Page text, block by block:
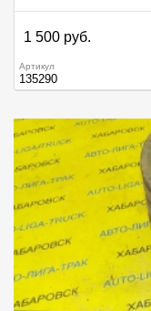
1 500 руб.
Артикул
135290